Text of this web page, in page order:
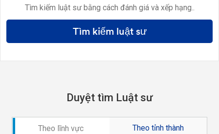
Tìm kiếm luật sư bằng cách đánh giá và xếp hạng..
Tìm kiếm luật sư
Duyệt tìm Luật sư
Theo lĩnh vực Theo tỉnh thành